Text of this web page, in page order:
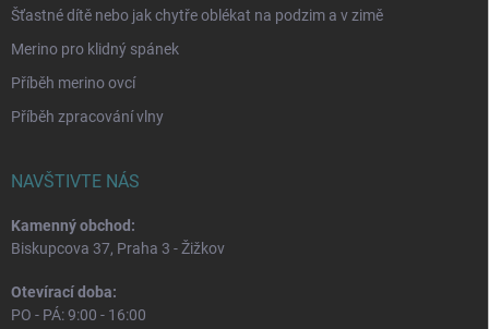
Šťastné dítě nebo jak chytře oblékat na podzim a v zimě
Merino pro klidný spánek
Příběh merino ovcí
Příběh zpracování vlny
NAVŠTIVTE NÁS
Kamenný obchod:
Biskupcova 37, Praha 3 - Žižkov
Otevírací doba:
PO - PÁ: 9:00 - 16:00